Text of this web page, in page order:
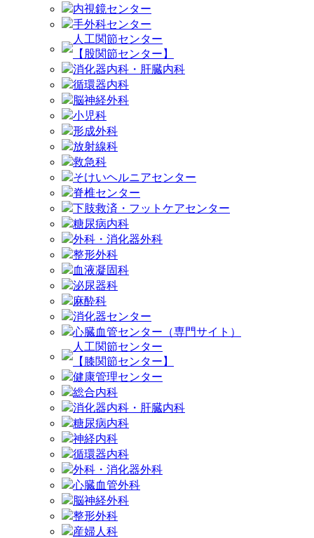
内視鏡センター
手外科センター
人工関節センター
【股関節センター】
消化器内科・肝臓内科
循環器内科
脳神経外科
小児科
形成外科
放射線科
救急科
そけいヘルニアセンター
脊椎センター
下肢救済・フットケアセンター
糖尿病内科
外科・消化器外科
整形外科
血液凝固科
泌尿器科
麻酔科
消化器センター
心臓血管センター（専門サイト）
人工関節センター
【膝関節センター】
健康管理センター
総合内科
消化器内科・肝臓内科
糖尿病内科
神経内科
循環器内科
外科・消化器外科
心臓血管外科
脳神経外科
整形外科
産婦人科